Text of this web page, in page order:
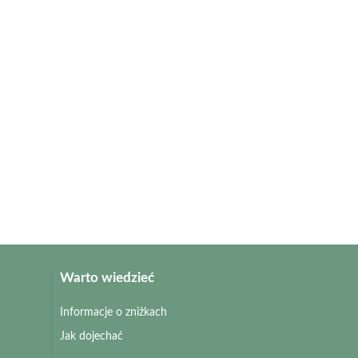
Warto wiedzieć
Informacje o zniżkach
Jak dojechać